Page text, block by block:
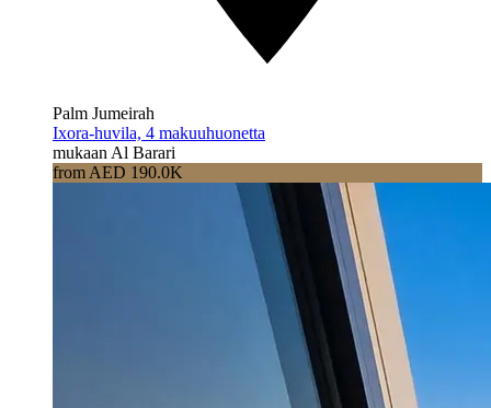
Palm Jumeirah
Ixora-huvila, 4 makuuhuonetta
mukaan Al Barari
from AED 190.0K